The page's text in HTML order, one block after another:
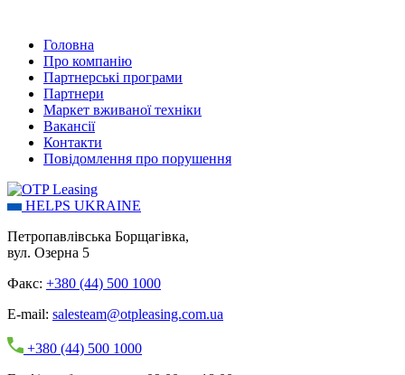
Головна
Про компанію
Партнерські програми
Партнери
Маркет вживаної техніки
Вакансії
Контакти
Повідомлення про порушення
HELPS UKRAINE
Петропавлівська Борщагівка,
вул. Озерна 5
Факс: +380 (44) 500 1000
E-mail: salesteam@otpleasing.com.ua
+380 (44) 500 1000